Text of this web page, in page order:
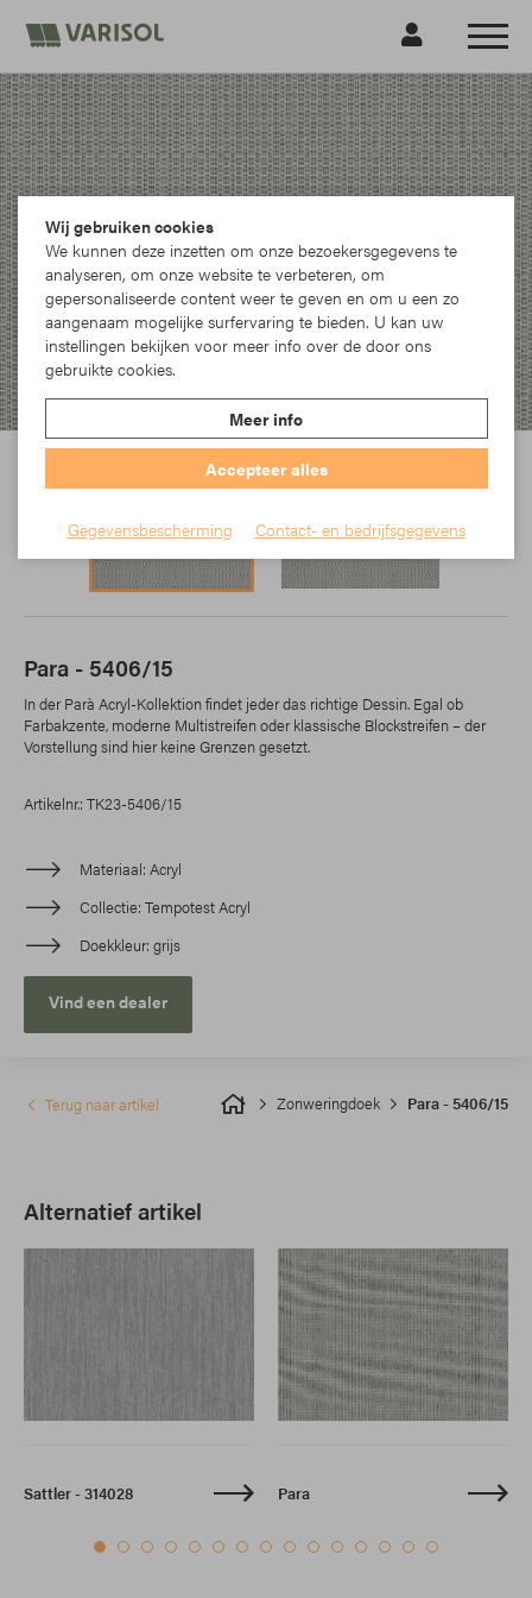
Para - 5406/15
In der Parà Acryl-Kollektion findet jeder das richtige Dessin. Egal ob
Farbakzente, moderne Multistreifen oder klassische Blockstreifen – der
Vorstellung sind hier keine Grenzen gesetzt.
Artikelnr.: TK23-5406/15
Materiaal Acryl
Collectie Tempotest Acryl
Doekkleur grijs
Vind een dealer
Zonweringdoek Para - 5406/15
Terug naar artikel
Alternatief artikel
Sattler - 314028 Para
Wij gebruiken cookies
We kunnen deze inzetten om onze bezoekersgegevens te
analyseren, om onze website te verbeteren, om
gepersonaliseerde content weer te geven en om u een zo
aangenaam mogelijke surfervaring te bieden. U kan uw
instellingen bekijken voor meer info over de door ons
gebruikte cookies.
Meer info
Accepteer alles
Gegevensbescherming Contact- en bedrijfsgegevens